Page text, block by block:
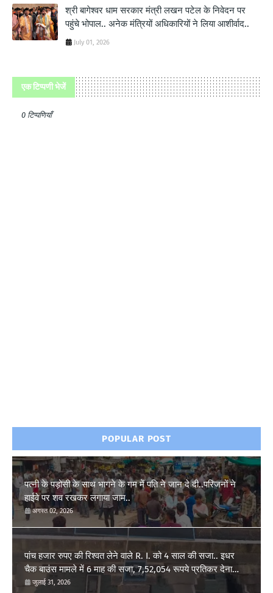
श्री बागेश्‍वर धाम सरकार मंत्री लखन पटेल के निवेदन पर
पहुंचे भोपाल.. अनेक मंत्रियों अधिकारियों ने लिया आशीर्वाद..
July 01, 2026
एक टिप्पणी भेजें
0 टिप्पणियाँ
POPULAR POST
पत्नी के पड़ोसी के साथ भागने के गम में पति ने जान दे दी..परिजनों ने
हाईवे पर शव रखकर लगाया जाम..
अगस्त 02, 2026
पांच हजार रुपए की रिश्वत लेने वाले R. I. को 4 साल की सजा.. इधर
चैक बाउंस मामले में 6 माह की सजा, 7,52,054 रूपये प्रतिकर देना
होगा..जुलाई 31, 2026